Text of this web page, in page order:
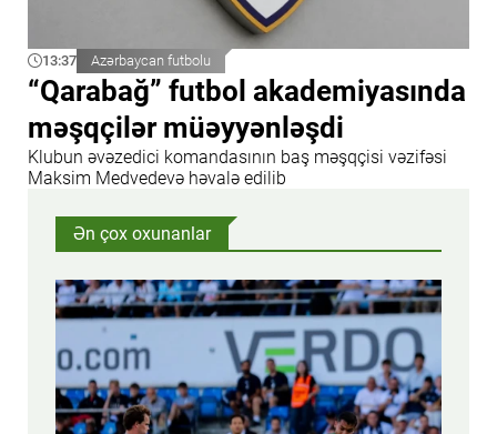
13:37 Azərbaycan futbolu
“Qarabağ” futbol akademiyasında
məşqçilər müəyyənləşdi
Klubun əvəzedici komandasının baş məşqçisi vəzifəsi
Maksim Medvedevə həvalə edilib
Ən çox oxunanlar